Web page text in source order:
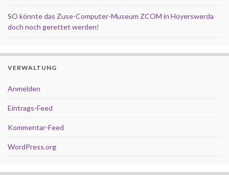
SO könnte das Zuse-Computer-Museum ZCOM in Hoyerswerda
doch noch gerettet werden!
VERWALTUNG
Anmelden
Eintrags-Feed
Kommentar-Feed
WordPress.org